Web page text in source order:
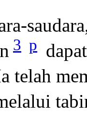
3 p
telah